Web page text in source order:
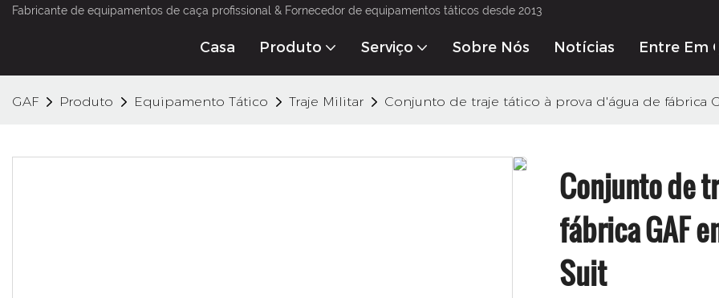
Fabricante de equipamentos de caça profissional & Fornecedor de equipamentos táticos desde 2013
Casa Produto Serviço Sobre Nós Notícias Entre Em
GAF Produto Equipamento Tático Traje Militar Conjunto de traje tático à prova d'água de fábrica
Conjunto de
fábrica GAF
Suit